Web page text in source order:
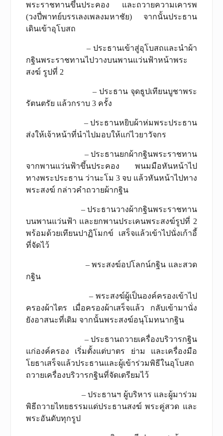
พระราชทานขึ้นประคอง และถวายความเคารพ
(วงปี่พาทย์บรรเลงเพลงมหาชัย) จากนั้นประธาน
เดินเข้าอุโบสถ
– ประธานเข้าสู่อุโบสถและนำผ้า
กฐินพระราชทานไปวางบนพานแว่นฟ้าหน้าพระ
สงฆ์ รูปที่ 2
– ประธาน จุดธูปเทียนบูชาพระ
รัตนตรัย แล้วกราบ 3 ครั้ง
– ประธานหยิบผ้าห่มพระประธาน
ส่งให้เจ้าหน้าที่นำไปมอบให้แก่ไวยาวัจกร
– ประธานยกผ้ากฐินพระราชทาน
จากพานแว่นฟ้าขึ้นประคอง พนมมือหันหน้าไป
ทางพระประธาน ว่านะโม 3 จบ แล้วหันหน้าไปทาง
พระสงฆ์ กล่าวคำถวายผ้ากฐิน
– ประธานวางผ้ากฐินพระราชทาน
บนพานแว่นฟ้า และยกพานประเคนพระสงฆ์รูปที่ 2
พร้อมด้วยเทียนปาฏิโมกข์ เสร็จแล้วเข้าไปนั่งเก้าอี้
ที่จัดไว้
– พระสงฆ์อปโลกน์กฐิน และสวด
กฐิน
– พระสงฆ์ผู้เป็นองค์ครองเข้าไป
ครองผ้าไตร เมื่อครองผ้าเสร็จแล้ว กลับเข้ามานั่ง
ยังอาสนะที่เดิม จากนั้นพระสงฆ์อนุโมทนากฐิน
– ประธานถวายเครื่องบริวารกฐิน
แก่องค์ครอง เริ่มตั้งแต่บาตร ย่าม และเครื่องมือ
โยธาเสร็จแล้วประธานและผู้เข้าร่วมพิธีในอุโบสถ
ถวายเครื่องบริวารกฐินที่จัดเตรียมไว้
– ประธานฯ ผู้บริหาร และผู้มาร่วม
พิธีถวายไทยธรรมแด่ประธานสงฆ์ พระคู่สวด และ
พระอันดับทุกรูป